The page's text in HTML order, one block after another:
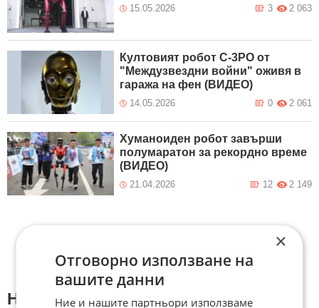
15.05.2026 2 063
3
Култовият робот C-3PO от
"Междузвездни войни" оживя в
гаража на фен (ВИДЕО)
14.05.2026 2 061
0
Хуманоиден робот завърши
полумаратон за рекордно време
(ВИДЕО)
21.04.2026 2 149
12
Напиши коментар:
×
Отговорно използване на
вашите данни
Ние и нашите партньори използваме